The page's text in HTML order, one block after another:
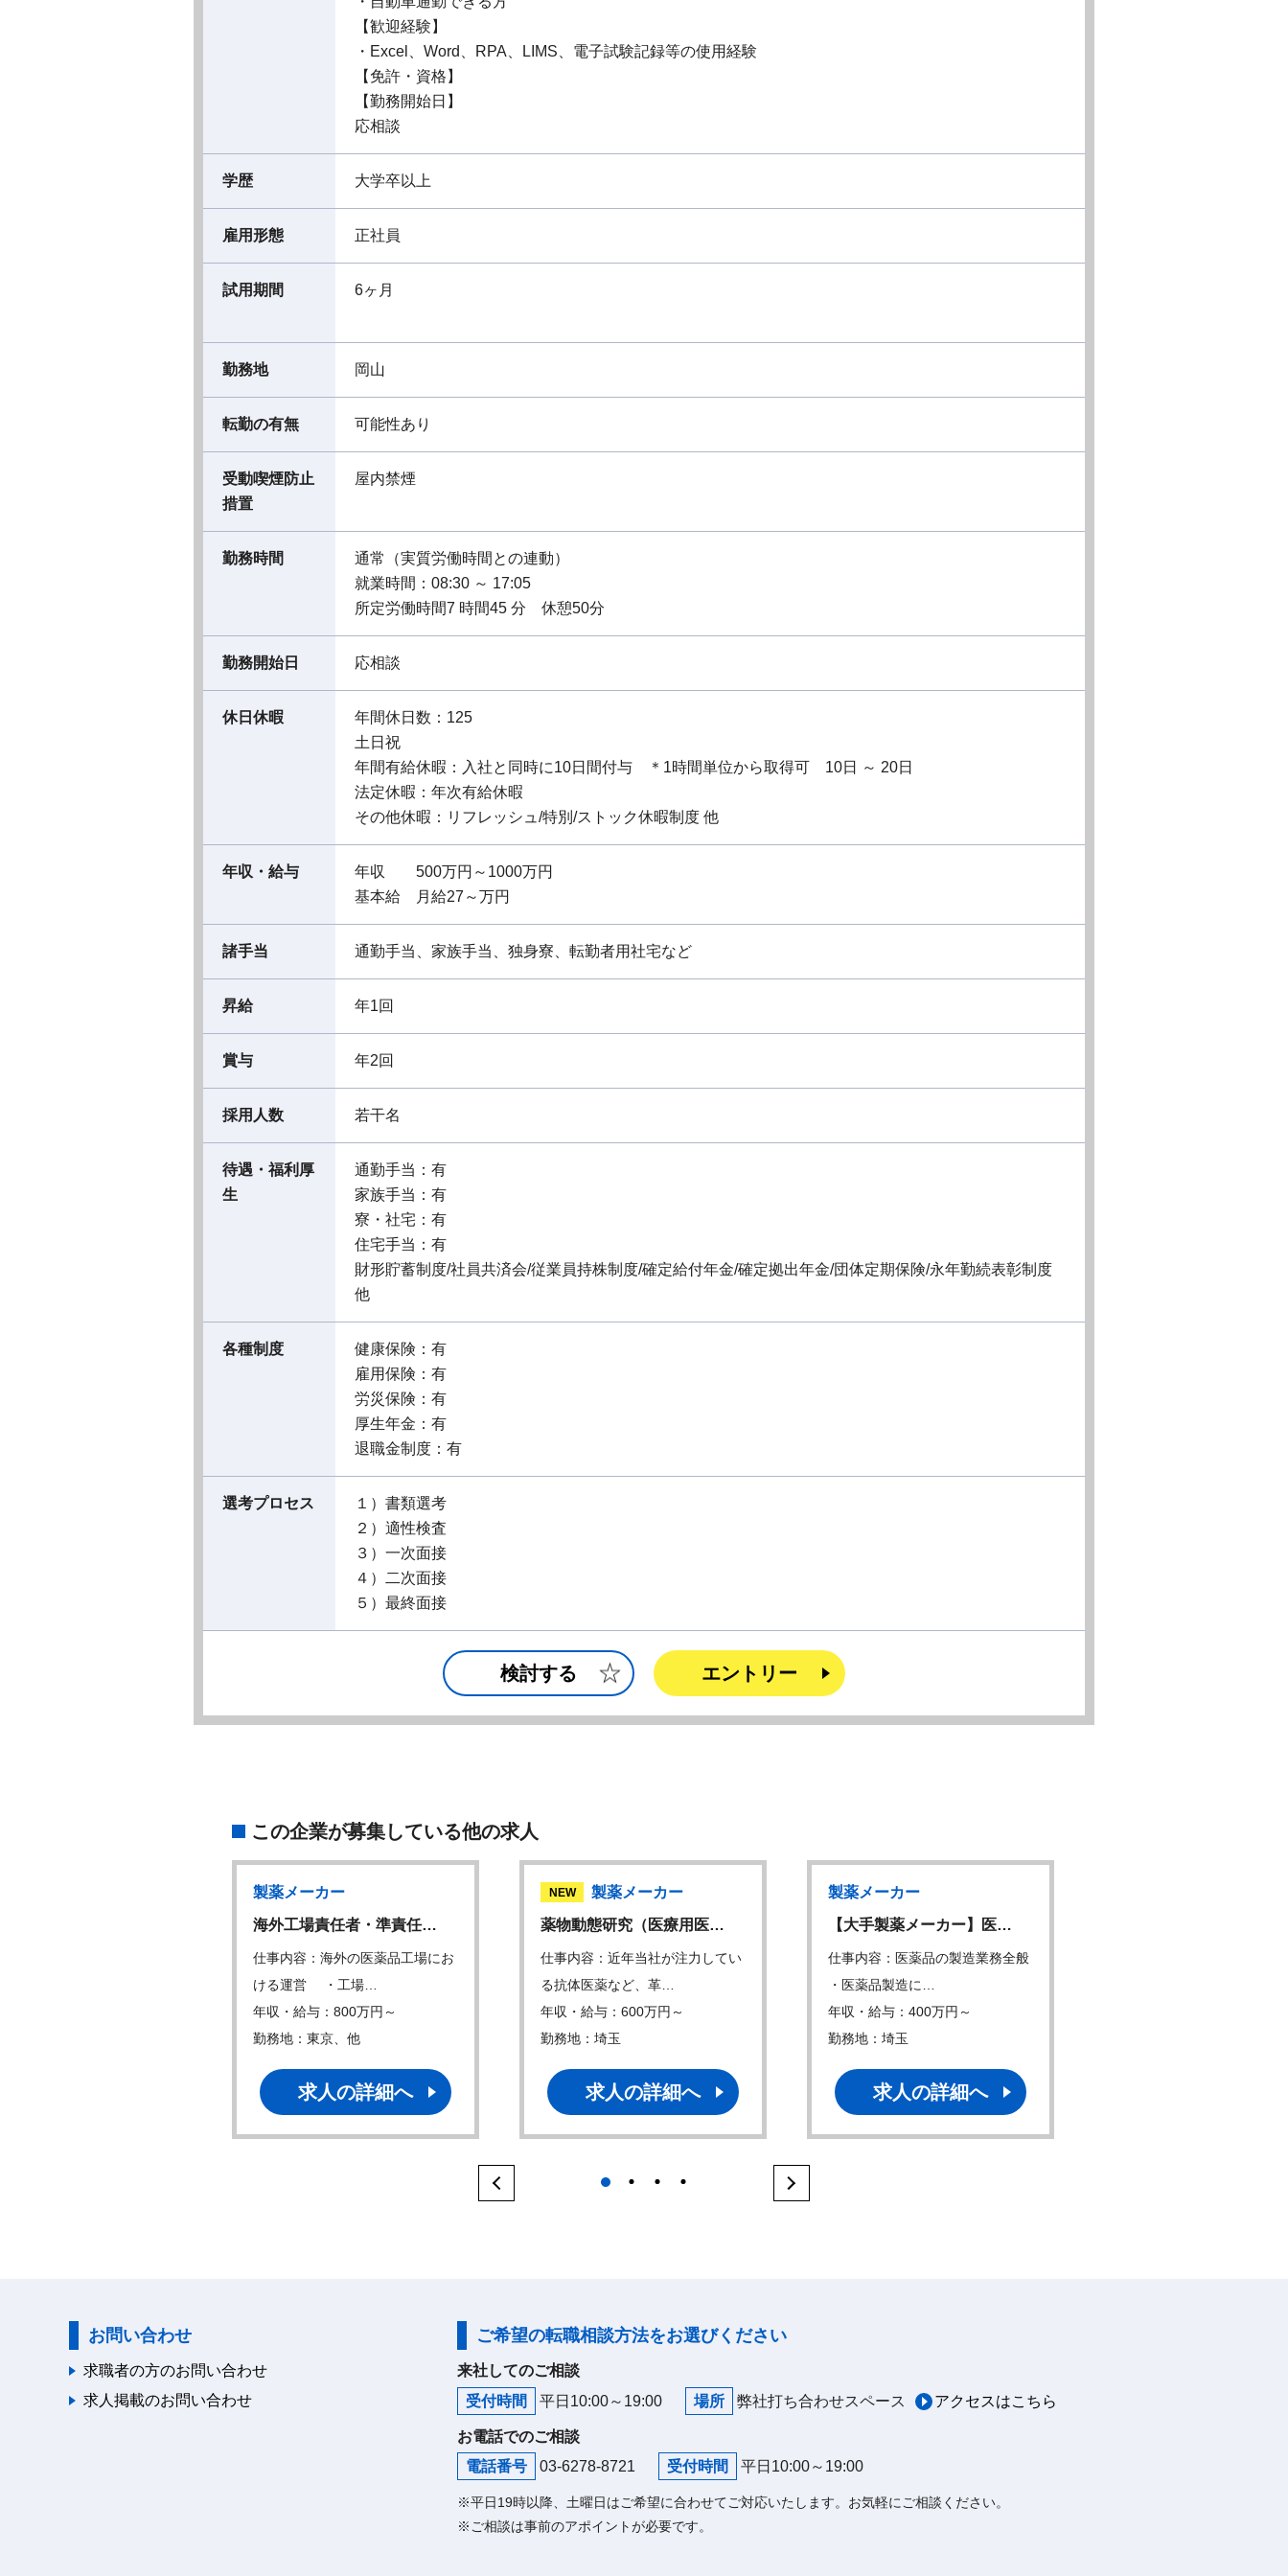
【歓迎経験】
・Excel、Word、RPA、LIMS、電子試験記録等の使用経験
【免許・資格】
【勤務開始日】
応相談
学歴 大学卒以上
雇用形態 正社員
試用期間 6ヶ月
勤務地 岡山
転勤の有無 可能性あり
受動喫煙防止
措置
屋内禁煙
勤務時間
通常（実質労働時間との連動）
就業時間：08:30 ～ 17:05
所定労働時間7 時間45 分 休憩50分
勤務開始日 応相談
休日休暇
年間休日数：125
土日祝
年間有給休暇：入社と同時に10日間付与 ＊1時間単位から取得可 10日 ～ 20日
法定休暇：年次有給休暇
その他休暇：リフレッシュ/特別/ストック休暇制度 他
年収・給与
年収 500万円～1000万円
基本給 月給27～万円
諸手当 通勤手当、家族手当、独身寮、転勤者用社宅など
昇給 年1回
賞与 年2回
採用人数 若干名
待遇・福利厚
生
通勤手当：有
家族手当：有
寮・社宅：有
住宅手当：有
財形貯蓄制度/社員共済会/従業員持株制度/確定給付年金/確定拠出年金/団体定期保険/永年勤続表彰制度
他
各種制度
健康保険：有
雇用保険：有
労災保険：有
厚生年金：有
退職金制度：有
選考プロセス
１）書類選考
２）適性検査
３）一次面接
４）二次面接
５）最終面接
検討する エントリー
この企業が募集している他の求人
製薬メーカー
海外工場責任者・準責任…
仕事内容：海外の医薬品工場にお
ける運営 ・工場…
年収・給与：800万円～
勤務地：東京、他
求人の詳細へ
NEW
製薬メーカー
薬物動態研究（医療用医…
仕事内容：近年当社が注力してい
る抗体医薬など、革…
年収・給与：600万円～
勤務地：埼玉
求人の詳細へ
製薬メーカー
【大手製薬メーカー】医…
仕事内容：医薬品の製造業務全般
・医薬品製造に…
年収・給与：400万円～
勤務地：埼玉
求人の詳細へ
1
お問い合わせ
求職者の方のお問い合わせ
求人掲載のお問い合わせ
ご希望の転職相談方法をお選びください
来社してのご相談
受付時間
平日10:00～19:00 場所 弊社打ち合わせスペース アクセスはこちら
お電話でのご相談
電話番号
03-6278-8721 受付時間 平日10:00～19:00
※平日19時以降、土曜日はご希望に合わせてご対応いたします。お気軽にご相談ください。
※ご相談は事前のアポイントが必要です。